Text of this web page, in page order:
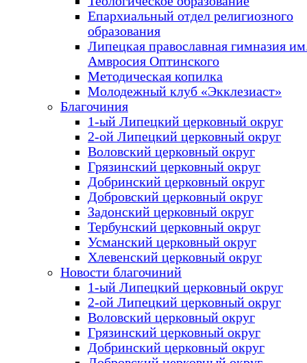
Епархиальный отдел религиозного
образования
Липецкая православная гимназия
Амвросия Оптинского
Методическая копилка
Молодежный клуб «Экклезиаст»
Благочиния
1-ый Липецкий церковный округ
2-ой Липецкий церковный округ
Воловский церковный округ
Грязинский церковный округ
Добринский церковный округ
Добровский церковный округ
Задонский церковный округ
Тербунский церковный округ
Усманский церковный округ
Хлевенский церковный округ
Новости благочиний
1-ый Липецкий церковный округ
2-ой Липецкий церковный округ
Воловский церковный округ
Грязинский церковный округ
Добринский церковный округ